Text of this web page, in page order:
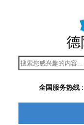
全国服务热线：